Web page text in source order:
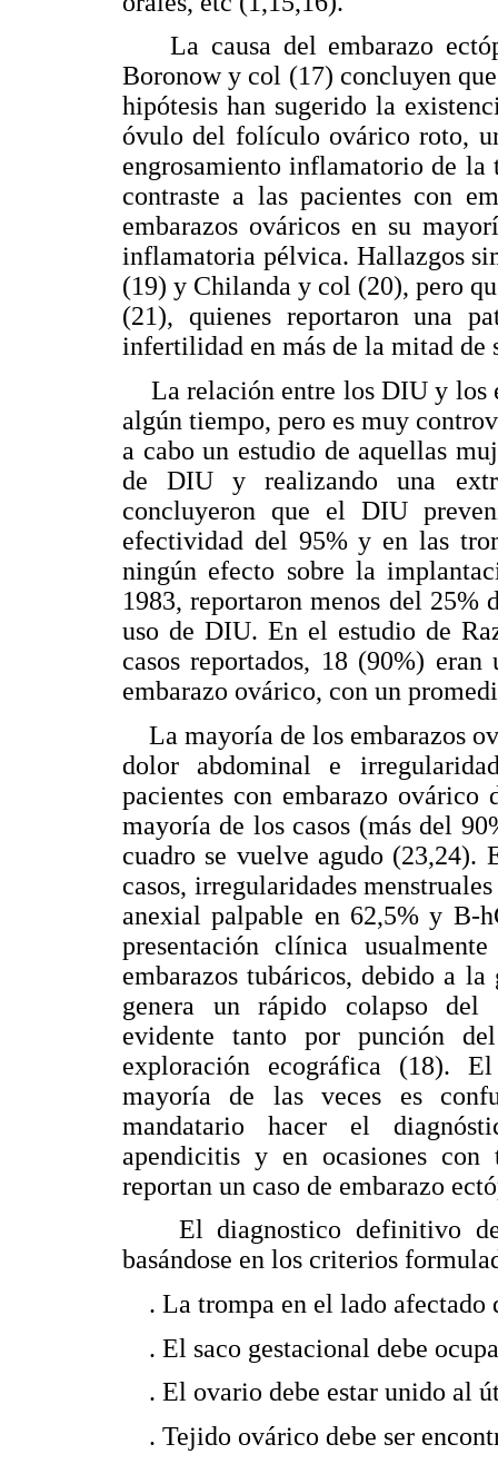
La causa del embarazo
Boronow y col (17) concluyen
hipótesis han sugerido la
óvulo del folículo ovárico roto,
engrosamiento inflamatorio de la
contraste a las pacientes con
embarazos ováricos en su
inflamatoria pélvica. Hallazgos
(19) y Chilanda y col (20), pero
(21), quienes reportaron una
infertilidad en más de la mitad de
La relación entre los DIU y los
algún tiempo, pero es muy
a cabo un estudio de aquellas
de DIU y realizando una
concluyeron que el DIU
efectividad del 95% y en las
ningún efecto sobre la
1983, reportaron menos del 25%
uso de DIU. En el estudio de
casos reportados, 18 (90%)
embarazo ovárico, con un
La mayoría de los embarazos
dolor abdominal e
pacientes con embarazo ovárico
mayoría de los casos (más del
cuadro se vuelve agudo
casos, irregularidades
anexial palpable en 62,5% y B-
presentación clínica
embarazos tubáricos, debido a
genera un rápido colapso del
evidente tanto por punción
exploración ecográfica (18).
mayoría de las veces es
mandatario hacer el
apendicitis y en ocasiones
reportan un caso de embarazo
El diagnostico definitivo
basándose en los criterios
. La trompa en el lado afectado
. El saco gestacional debe
. El ovario debe estar unido al
. Tejido ovárico debe ser